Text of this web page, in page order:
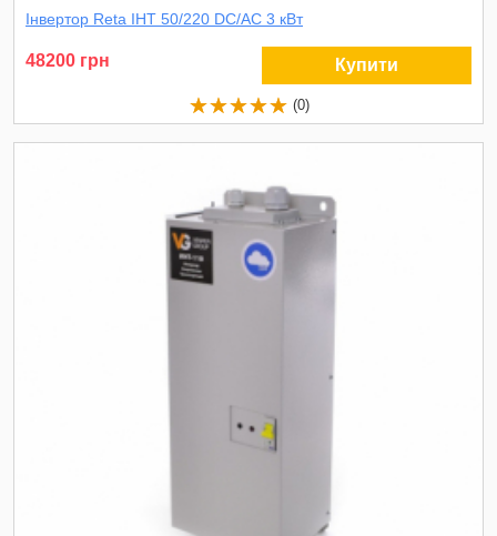
Інвертор Reta ІНТ 50/220 DC/AC 3 кВт
48200 грн Купити
(0)